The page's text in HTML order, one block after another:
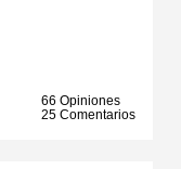
66 Opiniones
25 Comentarios